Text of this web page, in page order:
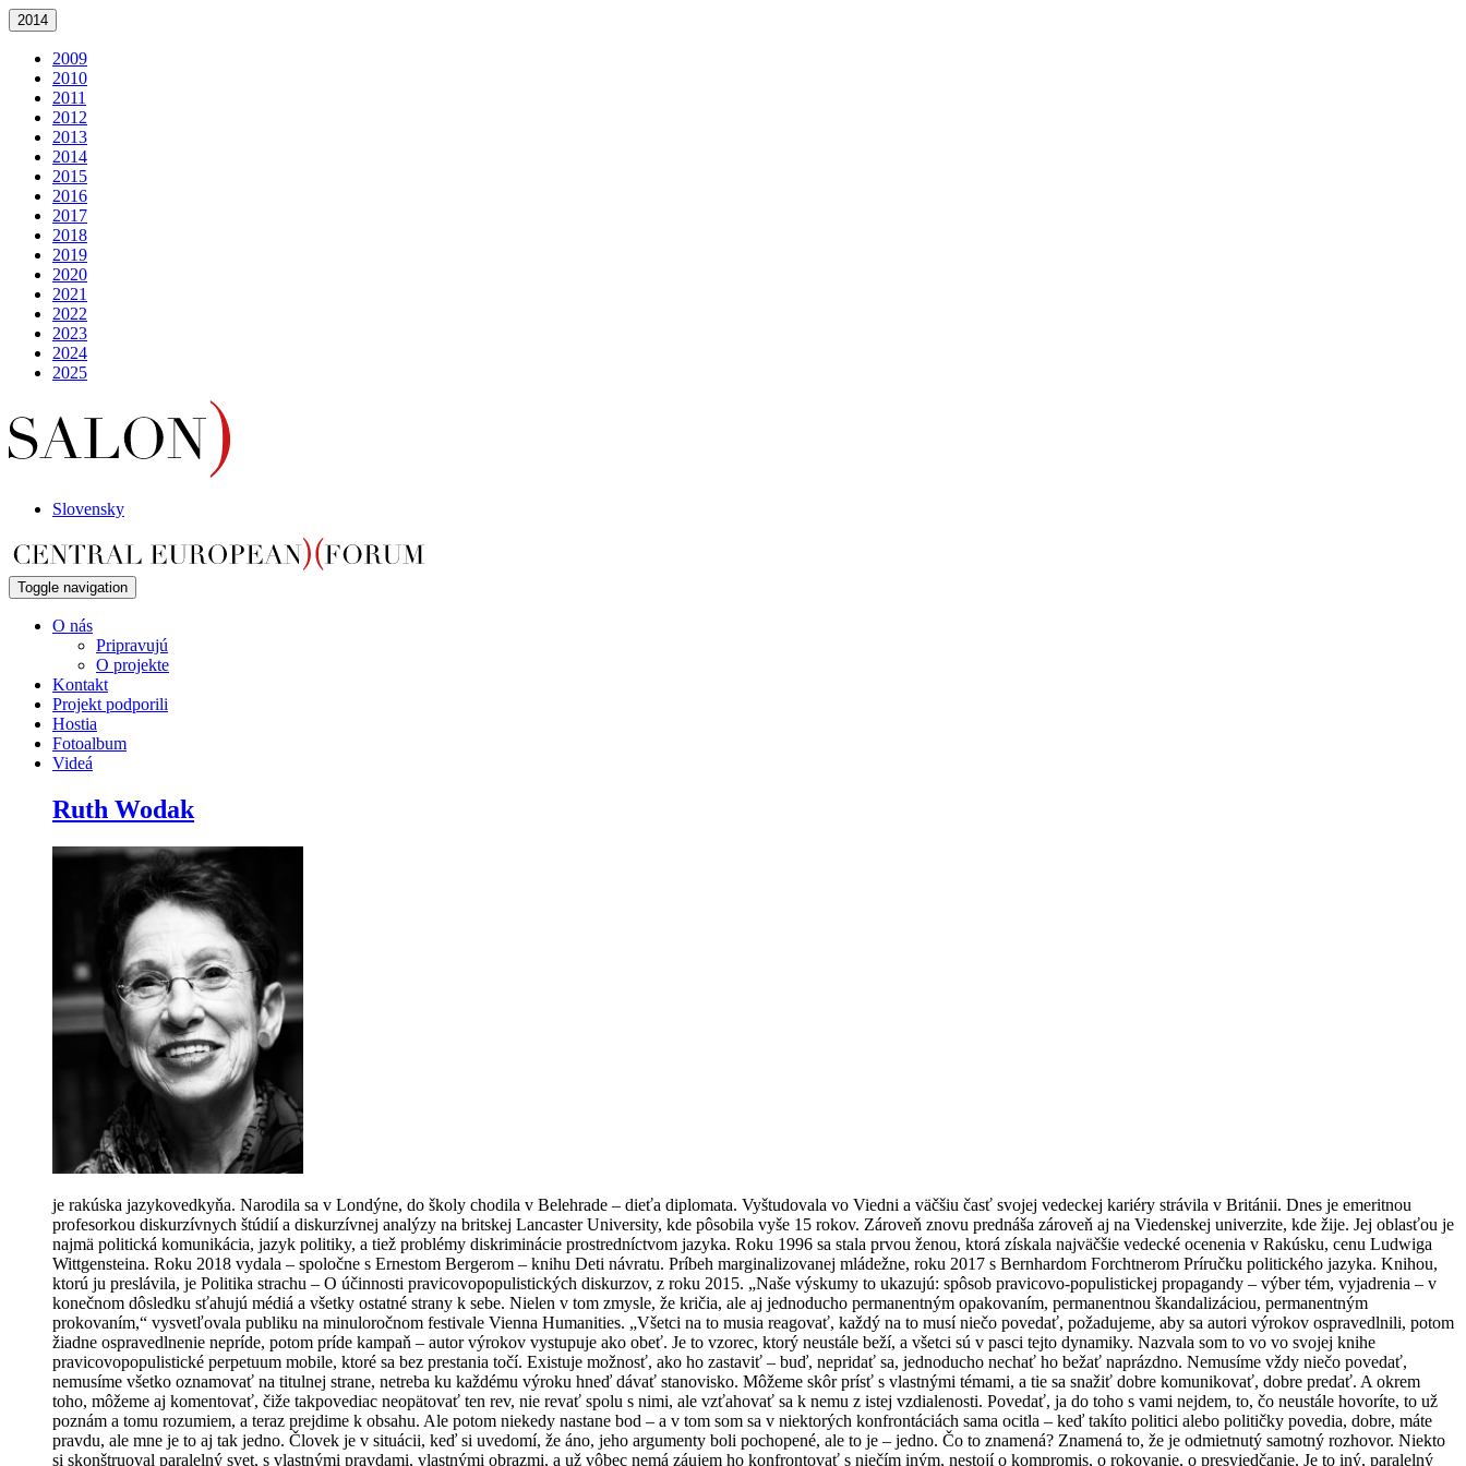
2014
2009
2010
2011
2012
2013
2014
2015
2016
2017
2018
2019
2020
2021
2022
2023
2024
2025
Slovensky
Toggle navigation
O nás
Pripravujú
O projekte
Kontakt
Projekt podporili
Hostia
Fotoalbum
Videá
Ruth Wodak
je rakúska jazykovedkyňa. Narodila sa v Londýne, do školy chodila v Belehrade – dieťa diplomata. Vyštudovala vo Viedni a väčšiu časť svojej vedeckej kariéry strávila v Británii. Dnes je emeritnou
profesorkou diskurzívnych štúdií a diskurzívnej analýzy na britskej Lancaster University, kde pôsobila vyše 15 rokov. Zároveň znovu prednáša zároveň aj na Viedenskej univerzite, kde žije. Jej oblasťou je
najmä politická komunikácia, jazyk politiky, a tiež problémy diskriminácie prostredníctvom jazyka. Roku 1996 sa stala prvou ženou, ktorá získala najväčšie vedecké ocenenia v Rakúsku, cenu Ludwiga
Wittgensteina. Roku 2018 vydala – spoločne s Ernestom Bergerom – knihu Deti návratu. Príbeh marginalizovanej mládežne, roku 2017 s Bernhardom Forchtnerom Príručku politického jazyka. Knihou,
ktorú ju preslávila, je Politika strachu – O účinnosti pravicovopopulistických diskurzov, z roku 2015. „Naše výskumy to ukazujú: spôsob pravicovo-populistickej propagandy – výber tém, vyjadrenia – v
konečnom dôsledku sťahujú médiá a všetky ostatné strany k sebe. Nielen v tom zmysle, že kričia, ale aj jednoducho permanentným opakovaním, permanentnou škandalizáciou, permanentným
prokovaním,“ vysvetľovala publiku na minuloročnom festivale Vienna Humanities. „Všetci na to musia reagovať, každý na to musí niečo povedať, požadujeme, aby sa autori výrokov ospravedlnili, potom
žiadne ospravedlnenie nepríde, potom príde kampaň – autor výrokov vystupuje ako obeť. Je to vzorec, ktorý neustále beží, a všetci sú v pasci tejto dynamiky. Nazvala som to vo vo svojej knihe
pravicovopopulistické perpetuum mobile, ktoré sa bez prestania točí. Existuje možnosť, ako ho zastaviť – buď, nepridať sa, jednoducho nechať ho bežať naprázdno. Nemusíme vždy niečo povedať,
nemusíme všetko oznamovať na titulnej strane, netreba ku každému výroku hneď dávať stanovisko. Môžeme skôr prísť s vlastnými témami, a tie sa snažiť dobre komunikovať, dobre predať. A okrem
toho, môžeme aj komentovať, čiže takpovediac neopätovať ten rev, nie revať spolu s nimi, ale vzťahovať sa k nemu z istej vzdialenosti. Povedať, ja do toho s vami nejdem, to, čo neustále hovoríte, to už
poznám a tomu rozumiem, a teraz prejdime k obsahu. Ale potom niekedy nastane bod – a v tom som sa v niektorých konfrontáciách sama ocitla – keď takíto politici alebo političky povedia, dobre, máte
pravdu, ale mne je to aj tak jedno. Človek je v situácii, keď si uvedomí, že áno, jeho argumenty boli pochopené, ale to je – jedno. Čo to znamená? Znamená to, že je odmietnutý samotný rozhovor. Niekto
si skonštruoval paralelný svet, s vlastnými pravdami, vlastnými obrazmi, a už vôbec nemá záujem ho konfrontovať s niečím iným, nestojí o kompromis, o rokovanie, o presviedčanie. Je to iný, paralelný